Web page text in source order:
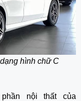
hình chữ C
nội thất của